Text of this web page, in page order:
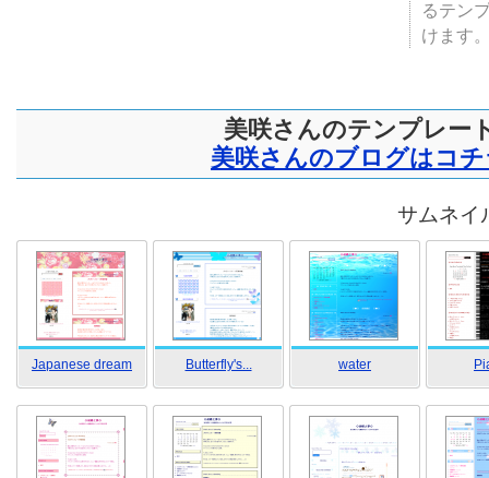
るテン
けます
美咲さんのテンプレー
美咲さんのブログはコ
サムネイ
Japanese dream Butterfly's... water